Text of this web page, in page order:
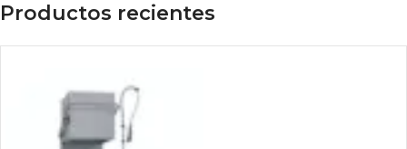
Productos recientes